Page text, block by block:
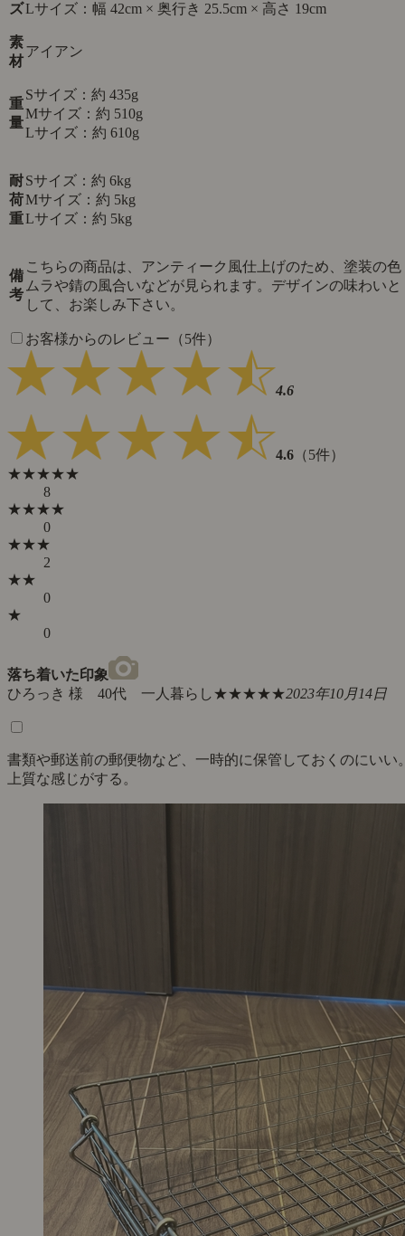
ズLサイズ：幅 42cm × 奥行き 25.5cm × 高さ 19cm
素
材
アイアン
重
量
Sサイズ：約 435g
Mサイズ：約 510g
Lサイズ：約 610g
耐
荷
重
Sサイズ：約 6kg
Mサイズ：約 5kg
Lサイズ：約 5kg
備
考
こちらの商品は、アンティーク風仕上げのため、塗装の色
ムラや錆の風合いなどが見られます。デザインの味わいと
して、お楽しみ下さい。
お客様からのレビュー（5件）
4.6
4.6 （5件）
★★★★★
8
★★★★
0
★★★
2
★★
0
★
0
落ち着いた印象
ひろっき 様 40代 一人暮らし★★★★★2023年10月14日
書類や郵送前の郵便物など、一時的に保管しておくのにいい
上質な感じがする。